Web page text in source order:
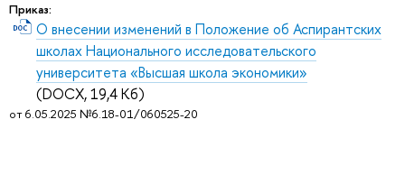
Приказ:
О внесении изменений в Положение об Аспирантских
школах Национального исследовательского
университета «Высшая школа экономики»
(DOCX, 19,4 Кб)
от 6.05.2025 №6.18-01/060525-20